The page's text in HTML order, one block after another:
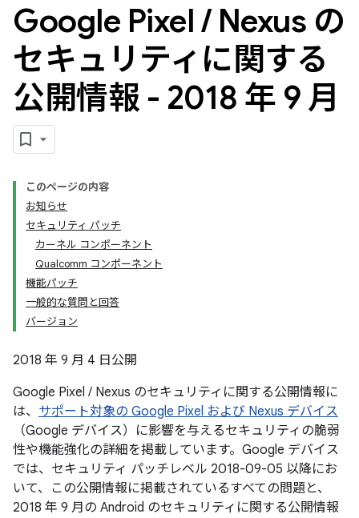
Google Pixel /Nexus の
セキュリティに関する
公開情報 - 2018 年 9 月
このページの内容
お知らせ
セキュリティ パッチ
カーネル コンポーネント
Qualcomm コンポーネント
機能パッチ
一般的な質問と回答
バージョン
2018 年 9 月 4 日公開
Google Pixel / Nexus のセキュリティに関する公開情報に
は、 サポート対象の Google Pixel および Nexus デバイス
（Google デバイス）に影響を与えるセキュリティの脆弱
性や機能強化の詳細を掲載しています。Google デバイス
では、セキュリティ パッチレベル 2018-09-05 以降にお
いて、この公開情報に掲載されているすべての問題と、
2018 年 9 月の Android のセキュリティに関する公開情報